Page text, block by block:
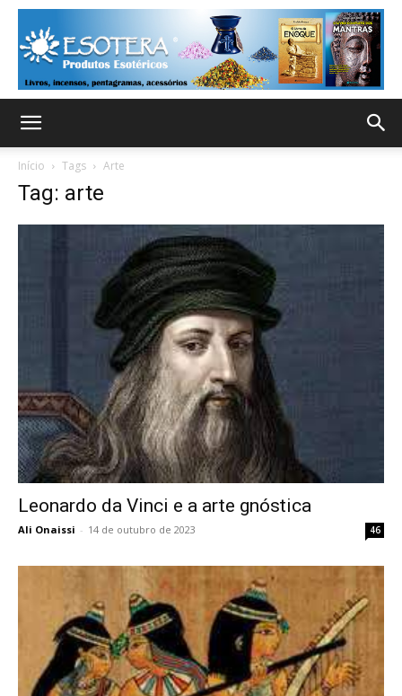
Início Tags Arte
Tag: arte
Leonardo da Vinci e a arte gnóstica
Ali Onaissi - 14 de outubro de 2023 46